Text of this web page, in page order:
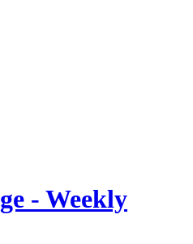
- Weekly